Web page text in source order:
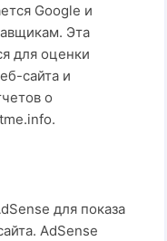
Google и
Эта
для оценки
сайта и
о
для показа
AdSense